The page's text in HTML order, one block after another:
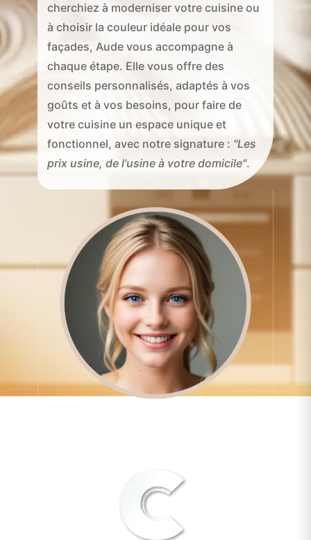
cherchiez à moderniser votre cuisine ou
à choisir la couleur idéale pour vos
façades, Aude vous accompagne à
chaque étape. Elle vous offre des
conseils personnalisés, adaptés à vos
goûts et à vos besoins, pour faire de
votre cuisine un espace unique et
fonctionnel, avec notre signature : "Les
prix usine, de l'usine à votre domicile".